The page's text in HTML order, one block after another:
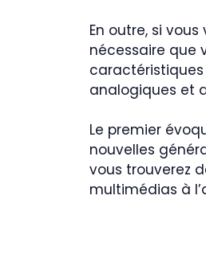
En outre, si
nécessaire que
analogiques et
Le premier
nouvelles
vous trouverez
multimédias à